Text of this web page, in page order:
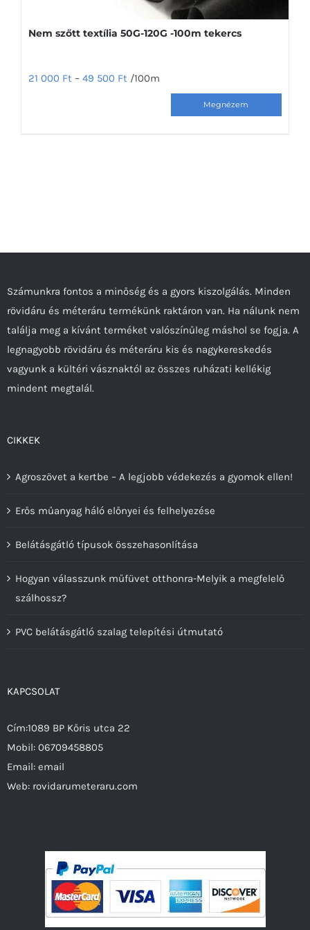
Nem szőtt textília 50G-120G -100m tekercs
21 000 Ft – 49 500 Ft /100m
a
választhatók
ki
Számunkra fontos a minőség és a gyors kiszolgálás. Minden
rövidáru és méteráru termékünk raktáron van. Ha nálunk nem
találja meg a kívánt terméket valószínűleg máshol se fogja. A
legnagyobb rövidáru és méteráru kis és nagykereskedés
vagyunk a kültéri vásznaktól az összes ruházati kellékig
mindent megtalál.
CIKKEK
Agroszövet a kertbe – A legjobb védekezés a gyomok ellen!
Erős műanyag háló előnyei és felhelyezése
Belátásgátló típusok összehasonlítása
Hogyan válasszunk műfüvet otthonra-Melyik a megfelelő
szálhossz?
PVC belátásgátló szalag telepítési útmutató
KAPCSOLAT
Cím:1089 BP Kőris utca 22
Mobil: 06709458805
Email: email
Web: rovidarumeteraru.com